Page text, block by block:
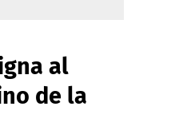
al
de la